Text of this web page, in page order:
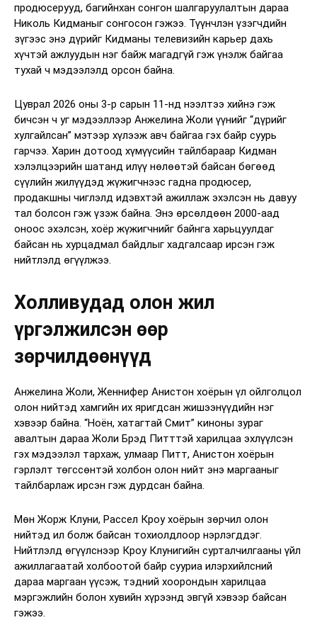
продюсерууд, багийнхан сонгон шалгаруулалтын дараа
Николь Кидманыг сонгосон гэжээ. Түүнчлэн үзэгчдийн
зүгээс энэ дүрийг Кидманы телевизийн карьер дахь
хүчтэй ажлуудын нэг байж магадгүй гэж үнэлж байгаа
тухай ч мэдээлэлд орсон байна.
Цуврал 2026 оны 3-р сарын 11-нд нээлтээ хийнэ гэж
бичсэн ч уг мэдээллээр Анжелина Жоли үүнийг “дүрийг
хулгайлсан” мэтээр хүлээж авч байгаа гэх байр суурь
гарчээ. Харин дотоод хүмүүсийн тайлбараар Кидман
хэлэлцээрийн шатанд илүү нөлөөтэй байсан бөгөөд
сүүлийн жилүүдэд жүжигчнээс гадна продюсер,
продакшны чиглэлд идэвхтэй ажиллаж эхэлсэн нь давуу
тал болсон гэж үзэж байна. Энэ өрсөлдөөн 2000-аад
оноос эхэлсэн, хоёр жүжигчнийг байнга харьцуулдаг
байсан нь хурцадмал байдлыг хадгалсаар ирсэн гэж
нийтлэлд өгүүлжээ.
Холливудад олон жил
үргэлжилсэн өөр
зөрчилдөөнүүд
Анжелина Жоли, Женнифер Анистон хоёрын үл ойлголцол
олон нийтэд хамгийн их яригдсан жишээнүүдийн нэг
хэвээр байна. “Ноён, хатагтай Смит” киноны зураг
авалтын дараа Жоли Брэд Питттэй харилцаа эхлүүлсэн
гэх мэдээлэл тархаж, улмаар Питт, Анистон хоёрын
гэрлэлт төгссөнтэй холбон олон нийт энэ маргааныг
тайлбарлаж ирсэн гэж дурдсан байна.
Мөн Жорж Клуни, Рассел Кроу хоёрын зөрчил олон
нийтэд ил болж байсан тохиолдлоор нэрлэгддэг.
Нийтлэлд өгүүлснээр Кроу Клунигийн сурталчилгааны үйл
ажиллагаатай холбоотой байр сууриа илэрхийлсний
дараа маргаан үүсэж, тэдний хоорондын харилцаа
мэргэжлийн болон хувийн хүрээнд эвгүй хэвээр байсан
гэжээ.